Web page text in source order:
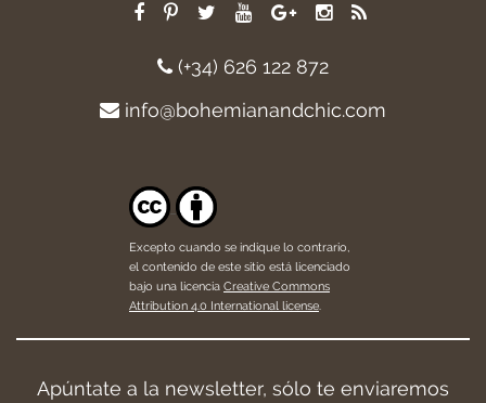
(+34) 626 122 872
info@bohemianandchic.com
Excepto cuando se indique lo contrario,
el contenido de este sitio está licenciado
bajo una licencia Creative Commons
Attribution 4.0 International license.
Apúntate a la newsletter, sólo te enviaremos